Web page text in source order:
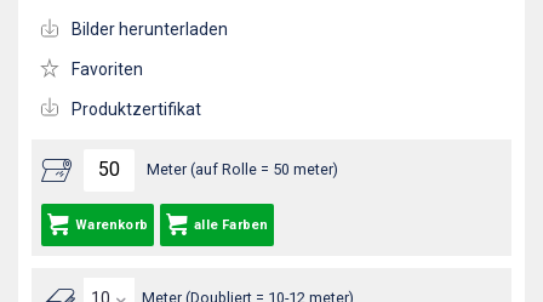
Meter (auf Rolle = 50 meter)
Warenkorb alle Farben
Meter (Doubliert = 10-12 meter)
Bilder herunterladen
Favoriten
Produktzertifikat